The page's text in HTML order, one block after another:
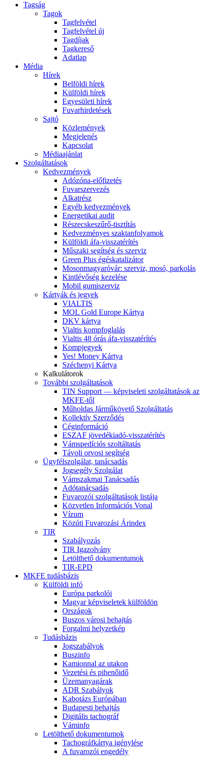
Tagság
Tagok
Tagfelvétel
Tagfelvétel új
Tagdíjak
Tagkereső
Adatlap
Média
Hírek
Belföldi hírek
Külföldi hírek
Egyesületi hírek
Fuvarhirdetések
Sajtó
Közlemények
Megjelenés
Kapcsolat
Médiaajánlat
Szolgáltatások
Kedvezmények
Adózóna-előfizetés
Fuvarszervezés
Alkatrész
Egyéb kedvezmények
Energetikai audit
Részecskeszűrő-tisztítás
Kedvezményes szaktanfolyamok
Külföldi áfa-visszatérítés
Műszaki segítség és szerviz
Green Plus égéskatalizátor
Mosonmagyaróvár: szerviz, mosó, parkolás
Kintlévőség kezelése
Mobil gumiszerviz
Kártyák és jegyek
VIALTIS
MOL Gold Europe Kártya
DKV kártya
Vialtis kompfoglalás
Vialtis 48 órás áfa-visszatérítés
Kompjegyek
Yes! Money Kártya
Széchenyi Kártya
Kalkulátorok
További szolgáltatások
TIN Support — képviseleti szolgáltatások az
MKFE-től
Műholdas Járműkövető Szolgáltatás
Kollektív Szerződés
Céginformáció
ESZAF jövedékiadó-visszatérítés
Vámspedíciós szoltáltatás
Távoli orvosi segítség
Ügyfélszolgálat, tanácsadás
Jogsegély Szolgálat
Vámszakmai Tanácsadás
Adótanácsadás
Fuvarozói szolgáltatások listája
Közvetlen Információs Vonal
Vízum
Közúti Fuvarozási Árindex
TIR
Szabályozás
TIR Igazolvány
Letölthető dokumentumok
TIR-EPD
MKFE tudásbázis
Külföldi infó
Európa parkolói
Magyar képviseletek külföldön
Országok
Buszos városi behajtás
Forgalmi helyzetkép
Tudásbázis
Jogszabályok
Buszinfo
Kamionnal az utakon
Vezetési és pihenőidő
Üzemanyagárak
ADR Szabályok
Kabotázs Európában
Budapesti behajtás
Digitális tachográf
Váminfo
Letölthető dokumentumok
Tachográfkártya igénylése
A fuvarozói engedély